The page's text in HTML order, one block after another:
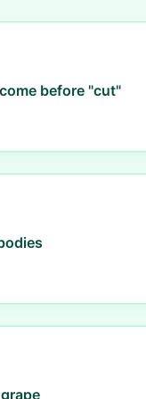
before "cut"